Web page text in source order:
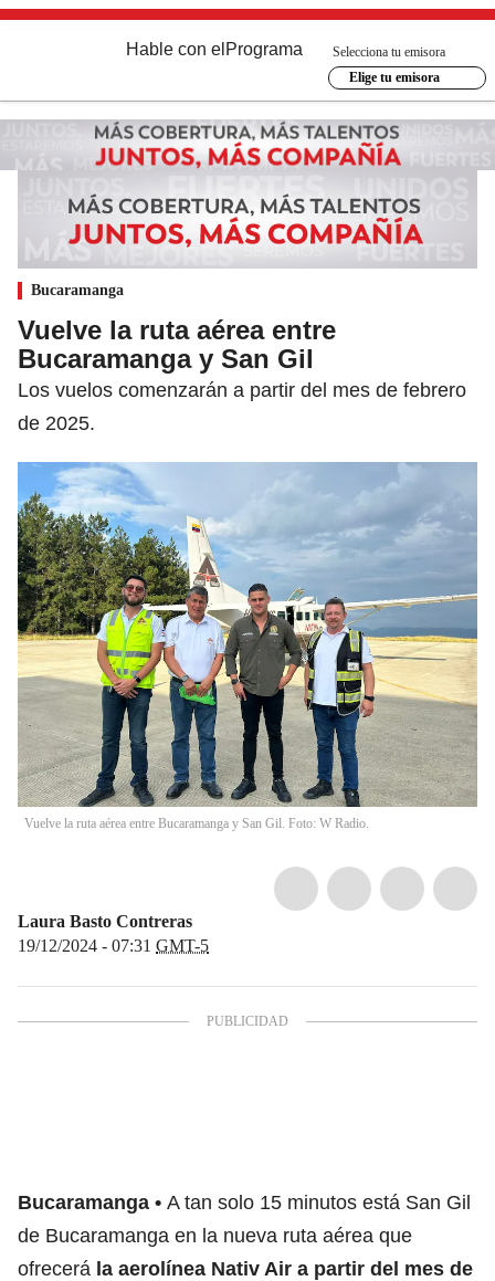
Hable con el Programa
Selecciona tu emisora
Elige tu emisora
Bucaramanga
Vuelve la ruta aérea entre
Bucaramanga y San Gil
Los vuelos comenzarán a partir del mes de febrero
de 2025.
Vuelve la ruta aérea entre Bucaramanga y San Gil. Foto: W Radio.
Laura Basto Contreras
19/12/2024 - 07:31 GMT-5
Bucaramanga
A tan solo 15 minutos está San Gil
de Bucaramanga en la nueva ruta aérea que
ofrecerá la aerolínea Nativ Air a partir del mes de